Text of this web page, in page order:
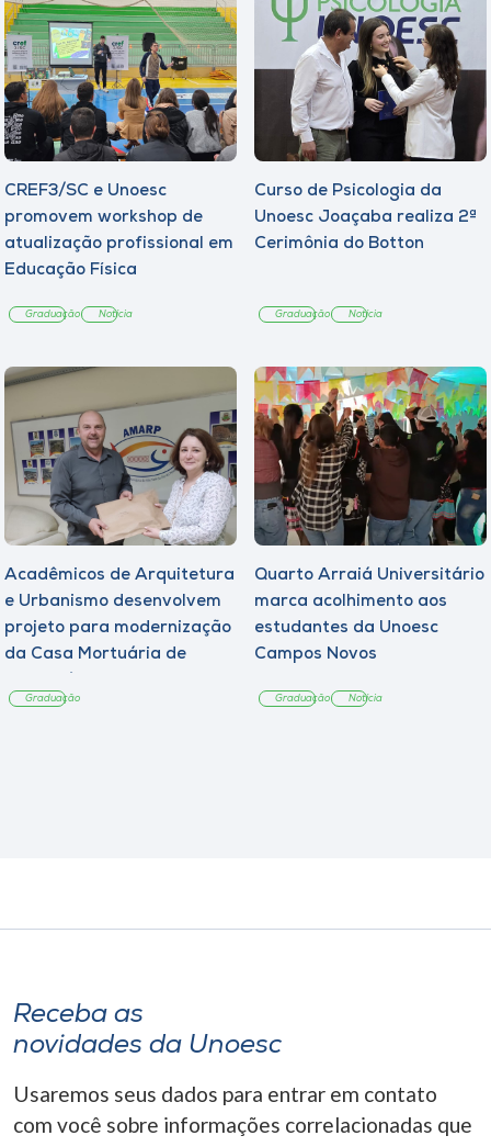
CREF3/SC e Unoesc
promovem workshop de
atualização profissional em
Educação Física
Graduação Notícia
Curso de Psicologia da
Unoesc Joaçaba realiza 2ª
Cerimônia do Botton
Graduação Notícia
Acadêmicos de Arquitetura
e Urbanismo desenvolvem
projeto para modernização
da Casa Mortuária de
Graduação
Quarto Arraiá Universitário
marca acolhimento aos
estudantes da Unoesc
Campos Novos
Graduação Notícia
Receba as
novidades da Unoesc
Usaremos seus dados para entrar em contato
com você sobre informações correlacionadas que